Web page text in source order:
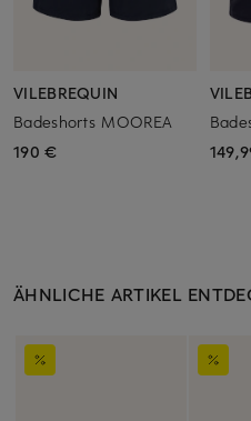
VILEBREQUIN
Badeshorts MOOREA
190 €
ÄHNLICHE ARTIKEL